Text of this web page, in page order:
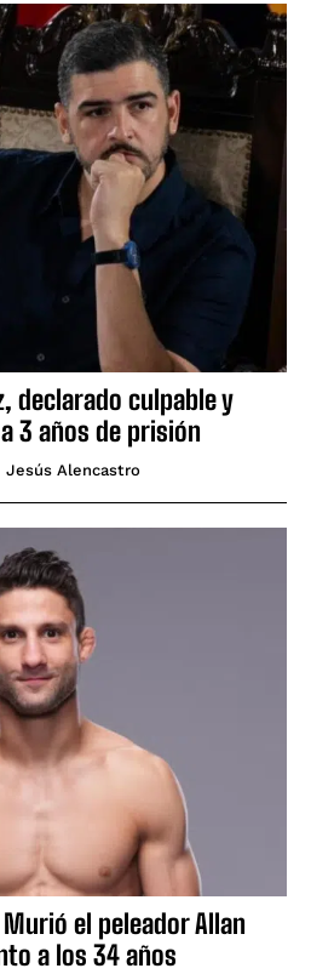
declarado culpable y
3 años de prisión
Jesús Alencastro
Murió el peleador Allan
a los 34 años